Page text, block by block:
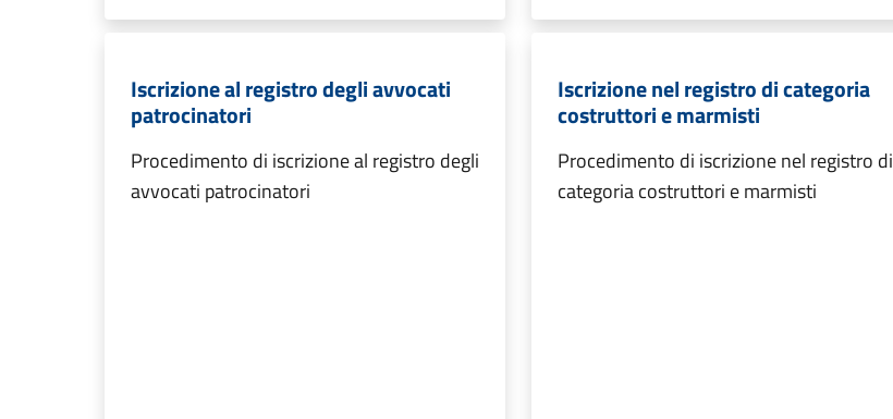
Iscrizione al registro degli avvocati
patrocinatori
Procedimento di iscrizione al registro degli
avvocati patrocinatori
Iscrizione nel registro di categoria
costruttori e marmisti
Procedimento di iscrizione nel registro di
categoria costruttori e marmisti